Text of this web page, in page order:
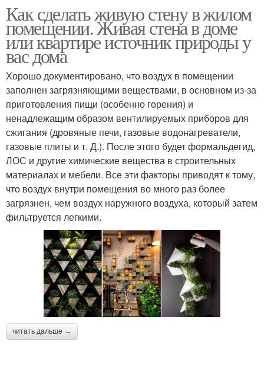
Как сделать живую стену в жилом
помещении. Живая стена в доме
или квартире источник природы у
вас дома
Хорошо документировано, что воздух в помещении
заполнен загрязняющими веществами, в основном из-за
приготовления пищи (особенно горения) и
ненадлежащим образом вентилируемых приборов для
сжигания (дровяные печи, газовые водонагреватели,
газовые плиты и т. Д.). После этого будет формальдегид,
ЛОС и другие химические вещества в строительных
материалах и мебели. Все эти факторы приводят к тому,
что воздух внутри помещения во много раз более
загрязнен, чем воздух наружного воздуха, который затем
фильтруется легкими.
читать дальше →